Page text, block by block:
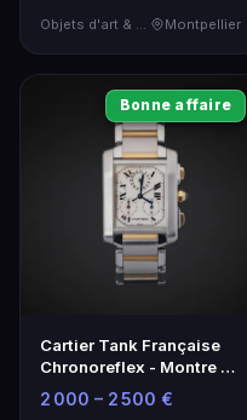
Montpellier
Bonne affaire
Cartier Tank Française
Chronoreflex - Montre de
Luxe
2 000 – 2 500 €